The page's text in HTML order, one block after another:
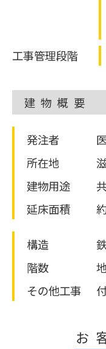
関西
コー
おまか
株式
かんで
株式
ロジ
地方
市立
製造業ソリューシ
工事管理段階
建物概要
発注者
所在地
建物用途
延床面積
構造
階数
その他工事
お